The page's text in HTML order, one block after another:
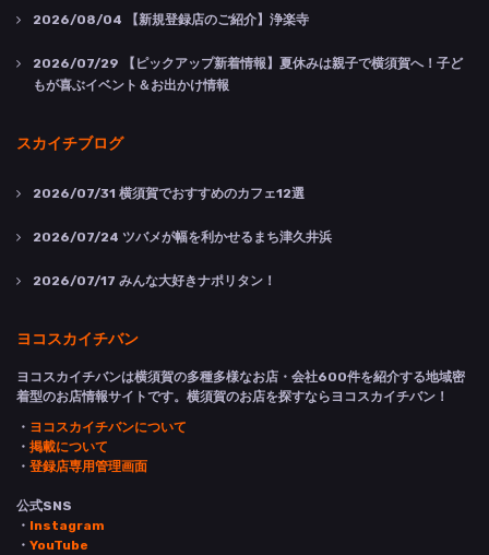
2026/08/04 【新規登録店のご紹介】浄楽寺
2026/07/29 【ピックアップ新着情報】夏休みは親子で横須賀へ！子ど
もが喜ぶイベント＆お出かけ情報
スカイチブログ
2026/07/31 横須賀でおすすめのカフェ12選
2026/07/24 ツバメが幅を利かせるまち津久井浜
2026/07/17 みんな大好きナポリタン！
ヨコスカイチバン
ヨコスカイチバンは横須賀の多種多様なお店・会社600件を紹介する地域密
着型のお店情報サイトです。横須賀のお店を探すならヨコスカイチバン！
・ ヨコスカイチバンについて
・ 掲載について
・ 登録店専用管理画面
公式SNS
・ Instagram
・ YouTube